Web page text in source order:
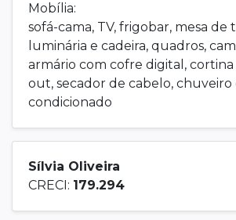
Mobília:
sofá-cama, TV, frigobar, mesa de
luminária e cadeira, quadros,
armário com cofre digital,
out, secador de cabelo, chuveiro
condicionado
Sílvia Oliveira
CRECI: 179.294